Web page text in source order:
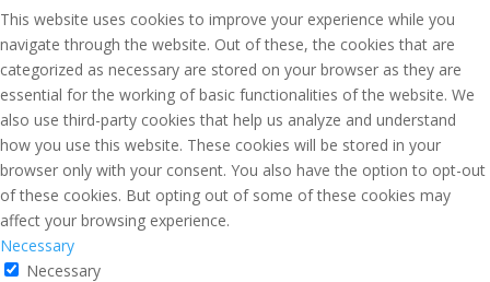
This website uses cookies to improve your experience while you
navigate through the website. Out of these, the cookies that are
categorized as necessary are stored on your browser as they are
essential for the working of basic functionalities of the website. We
also use third-party cookies that help us analyze and understand
how you use this website. These cookies will be stored in your
browser only with your consent. You also have the option to opt-out
of these cookies. But opting out of some of these cookies may
affect your browsing experience.
Necessary
Necessary